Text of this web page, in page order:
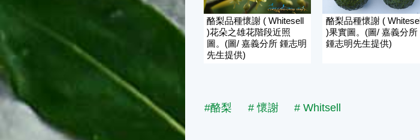
酪梨品種懷謝 ( Whitesell
)花朵之雄花階段近照
圖。(圖/ 嘉義分所 鍾志明
先生提供)
酪梨品種懷謝 ( Whitesell
)果實圖。(圖/ 嘉義分所
鍾志明先生提供)
#酪梨 # 懷謝 # Whitsell